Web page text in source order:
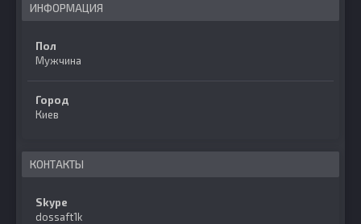
ИНФОРМАЦИЯ
Пол
Мужчина
Город
Киев
КОНТАКТЫ
Skype
dossaft1k